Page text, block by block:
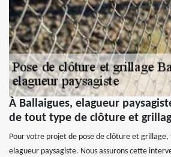
À Ballaigues, elagueur
de tout type de clôture et
Pour votre projet de pose de clôture et grillage,
elagueur paysagiste. Nous assurons cette